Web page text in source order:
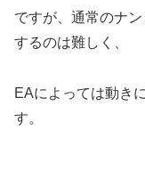
ですが、通常のナ
するのは難しく、
EAによっては動き
す。